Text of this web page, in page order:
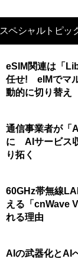
スペシャルトピッ
eSIM関連は「
任せ! eIMでマ
動的に切り替え
通信事業者が「
に AIサービス
り拓く
60GHz帯無線
える「cnWave
れる理由
AIの武器化とAI